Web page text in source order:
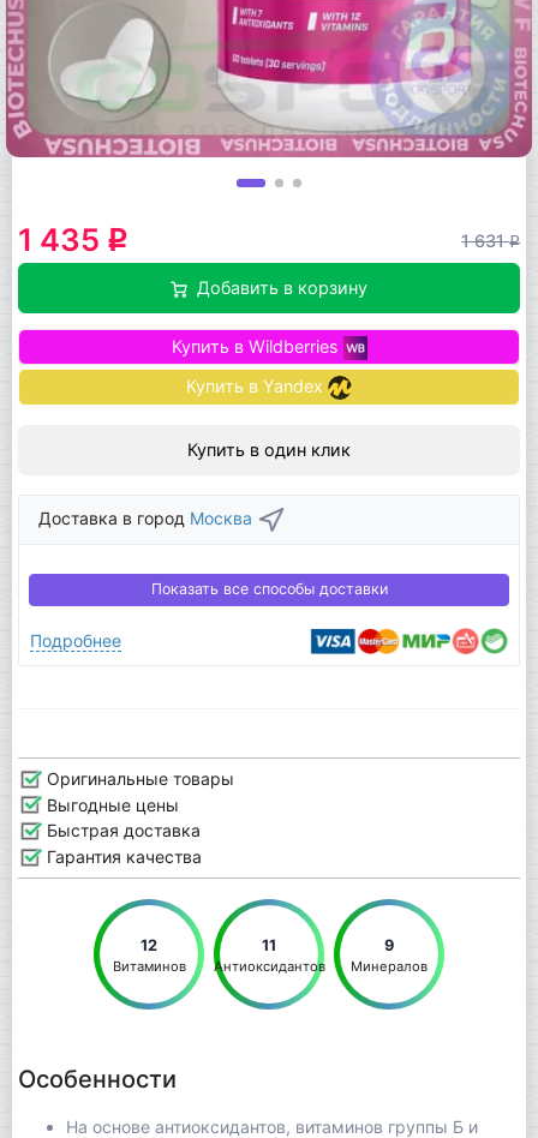
1 435 q 1 631q
Добавить в корзину
Купить в Wildberries
Купить в Yandex
Купить в один клик
Доставка в город Москва
Показать все способы доставки
Подробнее
Оригинальные товары
Выгодные цены
Быстрая доставка
Гарантия качества
12
Витаминов
11
Антиоксидантов
9
Минералов
Особенности
На основе антиоксидантов, витаминов группы Б и